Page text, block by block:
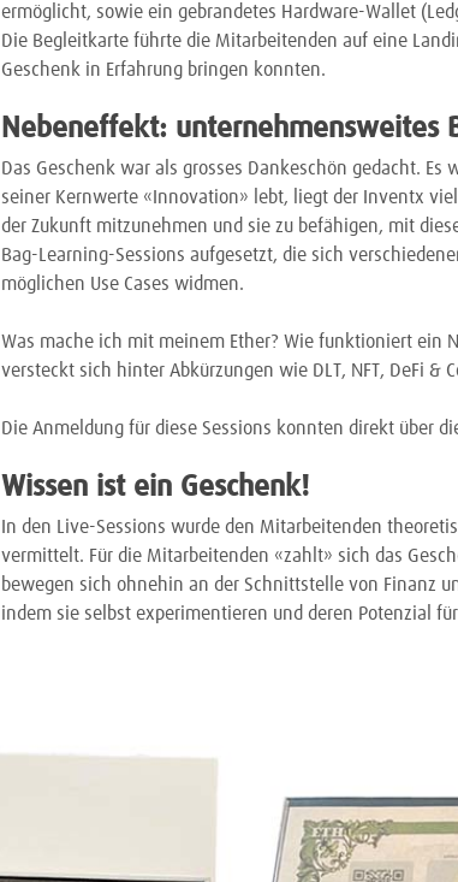
ermöglicht, sowie ein gebrandetes Hardware-Wallet
Die Begleitkarte führte die Mitarbeitenden auf eine
Geschenk in Erfahrung bringen konnten.
Nebeneffekt: unternehmensweites
Das Geschenk war als grosses Dankeschön gedacht.
seiner Kernwerte «Innovation» lebt, liegt der Inventx
der Zukunft mitzunehmen und sie zu befähigen, mit
Bag-Learning-Sessions aufgesetzt, die sich
möglichen Use Cases widmen.
Was mache ich mit meinem Ether? Wie funktioniert ein
versteckt sich hinter Abkürzungen wie DLT, NFT, DeFi &
Die Anmeldung für diese Sessions konnten direkt über
Wissen ist ein Geschenk!
In den Live-Sessions wurde den Mitarbeitenden
vermittelt. Für die Mitarbeitenden «zahlt» sich das
bewegen sich ohnehin an der Schnittstelle von Finanz
indem sie selbst experimentieren und deren Potenzial